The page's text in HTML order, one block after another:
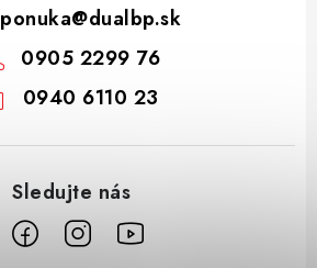
ponuka@dualbp.sk
0905 2299 76
0940 6110 23